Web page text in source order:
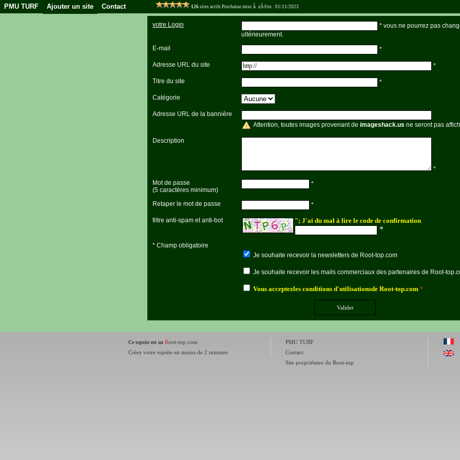
PMU TURF Ajouter un site Contact 126 sites actifs Prochaine mise Ã zÃ©ro : 01/11/2023
votre Login * vous ne pourrez pas
ultérieurement.
E-mail
*
Adresse URL du site *
Titre du site *
Catégorie
Adresse URL de la bannière
Attention, toutes images provenant de imageshack.us ne seront pas
Description
*
Mot de passe
(5 caractères minimum)
*
Retaper le mot de passe *
filtre anti-spam et anti-bot "; J'ai du mal à lire le code de confirmation
*
* Champ obligatoire
Je souhaite recevoir la newsletters de Root-top.com
Je souhaite recevoir les mails commerciaux des partenaires de Root-
Vous acceptezles conditions d'utilisationsde Root-top.com *
Ce topsite est un Root-top.com
Créez votre topsite en moins de 2 minutes
PMU TURF
Contact
Site propriétaire du Root-top